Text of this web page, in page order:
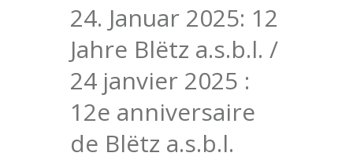
24. Januar 2025: 12
Jahre Blëtz a.s.b.l. /
24 janvier 2025 :
12e anniversaire
de Blëtz a.s.b.l.